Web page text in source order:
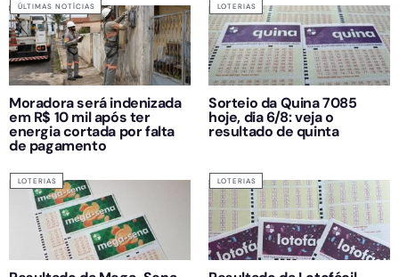
ÚLTIMAS NOTÍCIAS
Moradora será indenizada
em R$ 10 mil após ter
energia cortada por falta
de pagamento
LOTERIAS
Sorteio da Quina 7085
hoje, dia 6/8: veja o
resultado de quinta
LOTERIAS LOTERIAS